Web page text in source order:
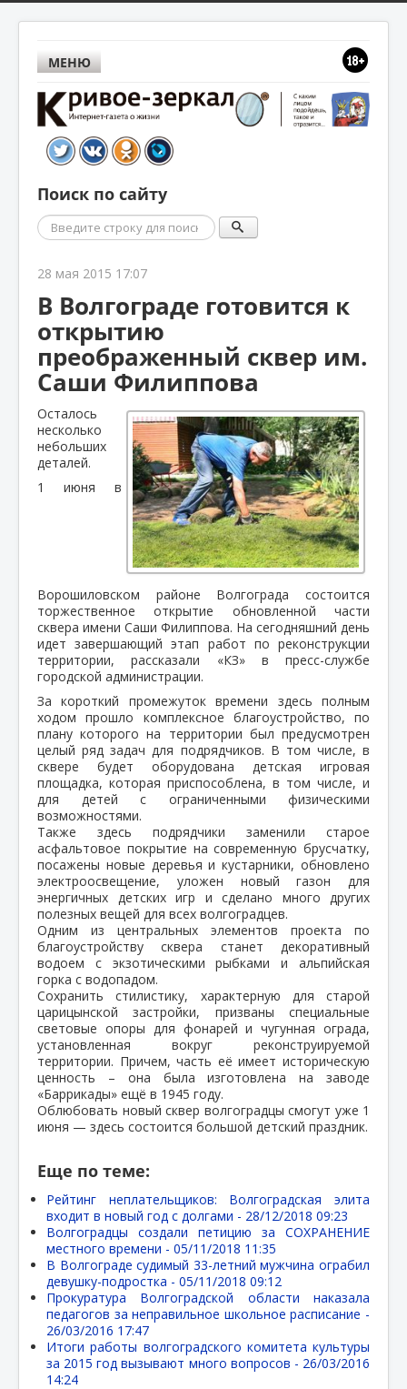
МЕНЮ
Поиск по сайту
Поиск
28 мая 2015 17:07
В Волгограде готовится к
открытию
преображенный сквер им.
Саши Филиппова
Осталось
несколько
небольших
деталей.
1 июня в
Ворошиловском районе Волгограда состоится
торжественное открытие обновленной части
сквера имени Саши Филиппова. На сегодняшний день
идет завершающий этап работ по реконструкции
территории, рассказали «КЗ» в пресс-службе
городской администрации.
За короткий промежуток времени здесь полным
ходом прошло комплексное благоустройство, по
плану которого на территории был предусмотрен
целый ряд задач для подрядчиков. В том числе, в
сквере будет оборудована детская игровая
площадка, которая приспособлена, в том числе, и
для детей с ограниченными физическими
возможностями.
Также здесь подрядчики заменили старое
асфальтовое покрытие на современную брусчатку,
посажены новые деревья и кустарники, обновлено
электроосвещение, уложен новый газон для
энергичных детских игр и сделано много других
полезных вещей для всех волгоградцев.
Одним из центральных элементов проекта по
благоустройству сквера станет декоративный
водоем с экзотическими рыбками и альпийская
горка с водопадом.
Сохранить стилистику, характерную для старой
царицынской застройки, призваны специальные
световые опоры для фонарей и чугунная ограда,
установленная вокруг реконструируемой
территории. Причем, часть её имеет историческую
ценность – она была изготовлена на заводе
«Баррикады» ещё в 1945 году.
Облюбовать новый сквер волгоградцы смогут уже 1
июня — здесь состоится большой детский праздник.
Еще по теме:
Рейтинг неплательщиков: Волгоградская элита
входит в новый год с долгами - 28/12/2018 09:23
Волгоградцы создали петицию за СОХРАНЕНИЕ
местного времени - 05/11/2018 11:35
В Волгограде судимый 33-летний мужчина ограбил
девушку-подростка - 05/11/2018 09:12
Прокуратура Волгоградской области наказала
педагогов за неправильное школьное расписание -
26/03/2016 17:47
Итоги работы волгоградского комитета культуры
за 2015 год вызывают много вопросов - 26/03/2016
14:24